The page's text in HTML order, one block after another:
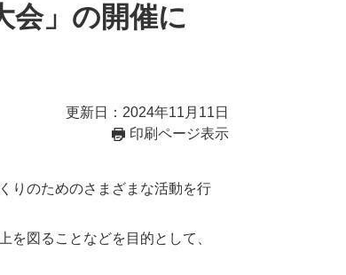
会」の開催に
更新日：2024年11月11日
印刷ページ表示
りのためのさまざまな活動を行
を図ることなどを目的として、